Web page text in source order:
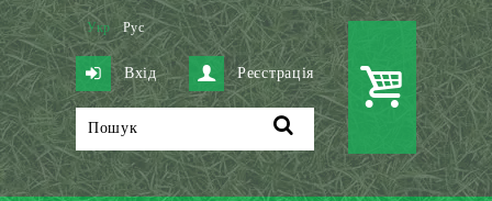
Укр Рус
Вхід Реєстрація